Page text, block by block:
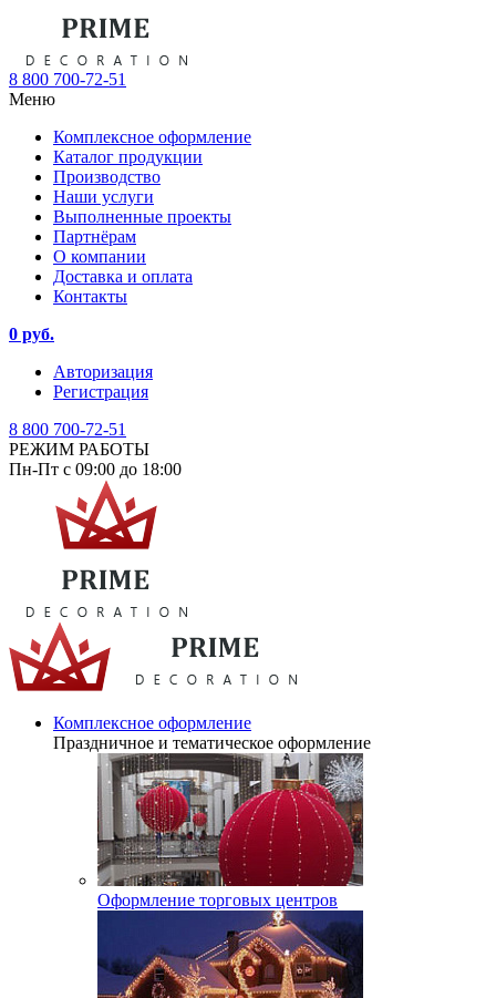
8 800 700-72-51
Меню
Комплексное оформление
Каталог продукции
Производство
Наши услуги
Выполненные проекты
Партнёрам
О компании
Доставка и оплата
Контакты
0 руб.
Авторизация
Регистрация
8 800 700-72-51
РЕЖИМ РАБОТЫ
Пн-Пт с 09:00 до 18:00
Комплексное оформление
Праздничное и тематическое оформление
Оформление торговых центров